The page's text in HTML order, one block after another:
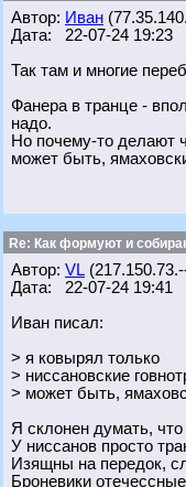
Автор: Иван
Дата: 22-07-24 19:23
Так там и многие
Фанера в транце -
надо.
Но почему-то делают
может быть,
Re: Как формуют и
Автор: VL
Дата: 22-07-24 19:41
Иван писал:
> я ковырял только
> ниссановские
> может быть,
Я склонен думать,
У ниссанов просто
Изящны на передок,
Броневики